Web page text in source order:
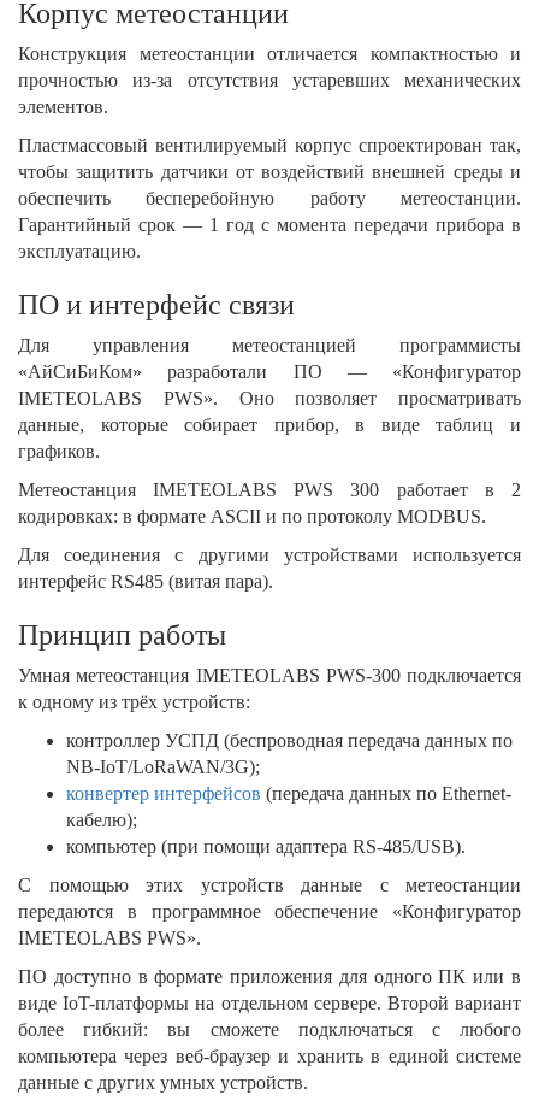
Корпус метеостанции
Конструкция метеостанции отличается компактностью и
прочностью из-за отсутствия устаревших механических
элементов.
Пластмассовый вентилируемый корпус спроектирован так,
чтобы защитить датчики от воздействий внешней среды и
обеспечить бесперебойную работу метеостанции.
Гарантийный срок — 1 год с момента передачи прибора в
эксплуатацию.
ПО и интерфейс связи
Для управления метеостанцией программисты
«АйСиБиКом» разработали ПО — «Конфигуратор
IMETEOLABS PWS». Оно позволяет просматривать
данные, которые собирает прибор, в виде таблиц и
графиков.
Метеостанция IMETEOLABS PWS 300 работает в 2
кодировках: в формате ASCII и по протоколу MODBUS.
Для соединения с другими устройствами используется
интерфейс RS485 (витая пара).
Принцип работы
Умная метеостанция IMETEOLABS PWS-300 подключается
к одному из трёх устройств:
контроллер УСПД (беспроводная передача данных по
NB-IoT/LoRaWAN/3G);
конвертер интерфейсов (передача данных по Ethernet-
кабелю);
компьютер (при помощи адаптера RS-485/USB).
С помощью этих устройств данные с метеостанции
передаются в программное обеспечение «Конфигуратор
IMETEOLABS PWS».
ПО доступно в формате приложения для одного ПК или в
виде IoT-платформы на отдельном сервере. Второй вариант
более гибкий: вы сможете подключаться с любого
компьютера через веб-браузер и хранить в единой системе
данные с других умных устройств.